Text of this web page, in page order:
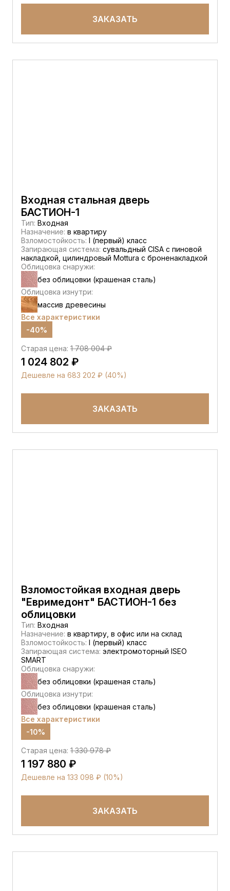
ЗАКАЗАТЬ
Входная стальная дверь
БАСТИОН-1
Тип: Входная
Назначение: в квартиру
Взломостойкость: I (первый) класс
Запирающая система: сувальдный CISA c пиновой
накладкой, цилиндровый Mottura с броненакладкой
Облицовка снаружи:
без облицовки (крашеная сталь)
Облицовка изнутри:
массив древесины
Все характеристики
-40%
Старая цена: 1 708 004 ₽
1 024 802 ₽
Дешевле на 683 202 ₽ (40%)
ЗАКАЗАТЬ
Взломостойкая входная дверь
"Евримедонт" БАСТИОН-1 без
облицовки
Тип: Входная
Назначение: в квартиру, в офис или на склад
Взломостойкость: I (первый) класс
Запирающая система: электромоторный ISEO
SMART
Облицовка снаружи:
без облицовки (крашеная сталь)
Облицовка изнутри:
без облицовки (крашеная сталь)
Все характеристики
-10%
Старая цена: 1 330 978 ₽
1 197 880 ₽
Дешевле на 133 098 ₽ (10%)
ЗАКАЗАТЬ